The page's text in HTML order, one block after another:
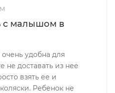
с малышом в
удобна для
не доставать из нее
взять ее и
Ребенок не